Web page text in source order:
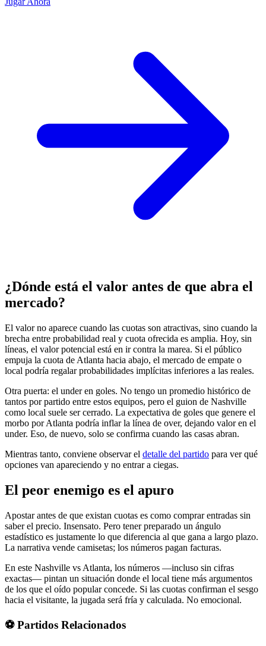
¿Dónde está el valor antes de que abra el
mercado?
El valor no aparece cuando las cuotas son atractivas, sino cuando la
brecha entre probabilidad real y cuota ofrecida es amplia. Hoy, sin
líneas, el valor potencial está en ir contra la marea. Si el público
empuja la cuota de Atlanta hacia abajo, el mercado de empate o
local podría regalar probabilidades implícitas inferiores a las reales.
Otra puerta: el under en goles. No tengo un promedio histórico de
tantos por partido entre estos equipos, pero el guion de Nashville
como local suele ser cerrado. La expectativa de goles que genere el
morbo por Atlanta podría inflar la línea de over, dejando valor en el
under. Eso, de nuevo, solo se confirma cuando las casas abran.
Mientras tanto, conviene observar el detalle del partido para ver qué
opciones van apareciendo y no entrar a ciegas.
El peor enemigo es el apuro
Apostar antes de que existan cuotas es como comprar entradas sin
saber el precio. Insensato. Pero tener preparado un ángulo
estadístico es justamente lo que diferencia al que gana a largo plazo.
La narrativa vende camisetas; los números pagan facturas.
En este Nashville vs Atlanta, los números —incluso sin cifras
exactas— pintan un situación donde el local tiene más argumentos
de los que el oído popular concede. Si las cuotas confirman el sesgo
hacia el visitante, la jugada será fría y calculada. No emocional.
⚽ Partidos Relacionados